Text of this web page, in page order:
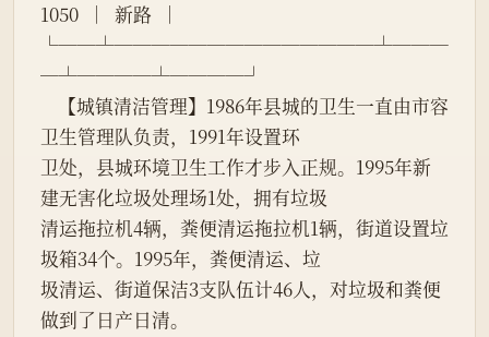
1050  │  新路  │
└──┴──────────────┴───
─┴────┴────┘
卫生管理队负责，1991年设置环
卫处，县城环境卫生工作才步入正规。1995年新
建无害化垃圾处理场1处，拥有垃圾
清运拖拉机4辆，粪便清运拖拉机1辆，街道设置垃
圾箱34个。1995年，粪便清运、垃
圾清运、街道保洁3支队伍计46人，对垃圾和粪便
做到了日产日清。